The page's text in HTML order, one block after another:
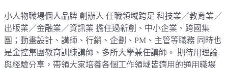
小人物職場個人品牌 創辦人 任職領域跨足 科技業／教育業／
出版業／金融業／資訊業 擔任過新創、中小企業、跨國集
團；動畫設計、講師、行銷、企劃、PM、主管等職務 同時也
是金控集團教育訓練講師、多所大學兼任講師。 期待用理論
與經驗分享，帶領大家培養各個工作領域皆適用的通用職場